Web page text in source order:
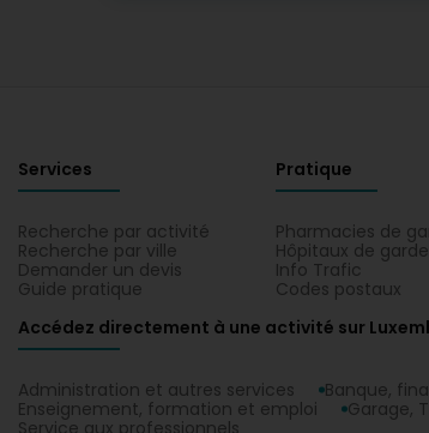
Services
Recherche par activité
Recherche par ville
Demander un devis
Guide pratique
Pratique
Pharmacies de
Hôpitaux de garde
Info Trafic
Codes postaux
Accédez directement à une activité sur
Administration et autres services Banque,
Enseignement, formation et emploi
Garage,
Service aux professionnels